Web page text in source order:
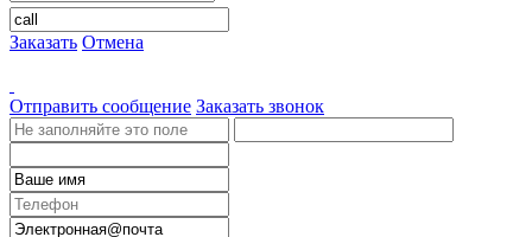
Заказать Отмена
Отправить сообщение Заказать звонок